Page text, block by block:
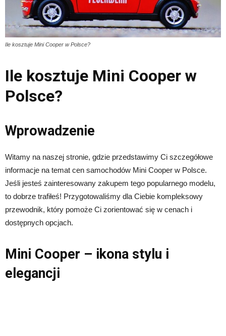
Ile kosztuje Mini Cooper w Polsce?
Ile kosztuje Mini Cooper w
Polsce?
Wprowadzenie
Witamy na naszej stronie, gdzie przedstawimy Ci szczegółowe
informacje na temat cen samochodów Mini Cooper w Polsce.
Jeśli jesteś zainteresowany zakupem tego popularnego modelu,
to dobrze trafiłeś! Przygotowaliśmy dla Ciebie kompleksowy
przewodnik, który pomoże Ci zorientować się w cenach i
dostępnych opcjach.
Mini Cooper – ikona stylu i
elegancji